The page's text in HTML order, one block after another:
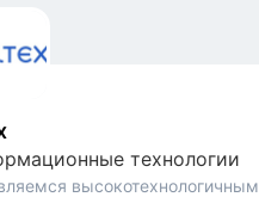
технологии
высокотехнологичным